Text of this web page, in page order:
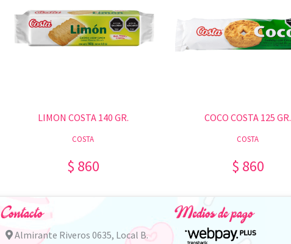
LIMON COSTA 140 GR.
COSTA
$ 860
COCO COSTA 125 GR.
COSTA
$ 860
Contacto
Almirante Riveros 0635, Local B.
Medios de pago